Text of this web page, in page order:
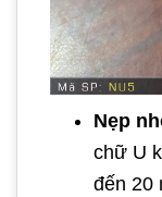
Nẹp
chữ U
đến 20